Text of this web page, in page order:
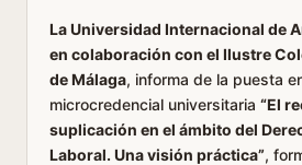
La Universidad Internacional de
en colaboración con el Ilustre
de Málaga, informa de la puesta
microcredencial universitaria “El
suplicación en el ámbito del
Laboral. Una visión práctica”,